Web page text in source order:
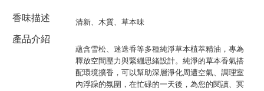
香味描述 清新、木質、草本味
產品介紹
蘊含雪松、迷迭香等多種純淨草本植萃精油，專為
釋放空間壓力與緊繃思緒設計。純淨的草本香氣搭
配環境擴香，可以幫助深層淨化周遭空氣、調理室
內浮躁的氛圍，在忙碌的一天後，為您的閱讀、冥